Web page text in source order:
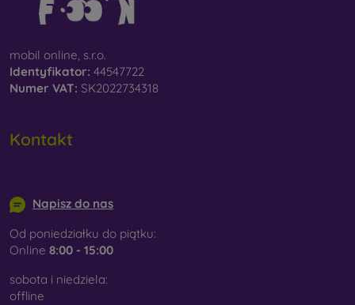
mobil online, s.r.o.
Identyfikator: 44547722
Numer VAT: SK2022734318
Kontakt
Napisz do nas
Od poniedziałku do piątku:
Online 8:00 - 15:00
sobota i niedziela:
offline